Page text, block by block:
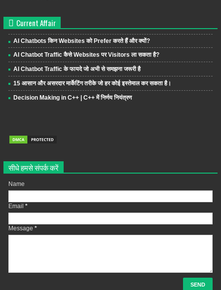
Current Affair
AI Chatbots किन Websites को Prefer करते हैं और क्यों?
AI Chatbot Traffic कैसे Websites पर Visitors ला सकता है?
AI Chatbot Traffic के फायदे जो अभी से समझना जरूरी है
15 आसान और असरदार मार्केटिंग तरीके जो हर कोई इस्तेमाल कर सकता है।
Decision Making in C++ | C++ में निर्णय नियंत्रण
सीधे हमसे संपर्क करें
Name
Email *
Message *